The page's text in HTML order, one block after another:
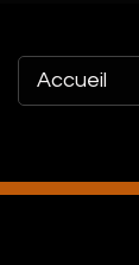
Accueil